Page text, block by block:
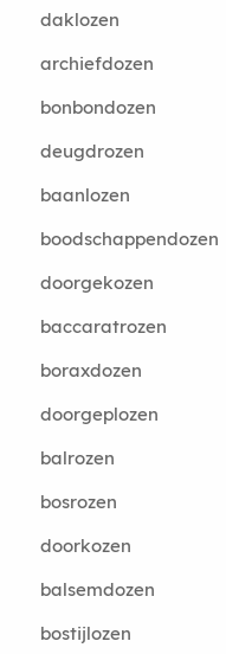
daklozen
archiefdozen
bonbondozen
deugdrozen
baanlozen
boodschappendozen
doorgekozen
baccaratrozen
boraxdozen
doorgeplozen
balrozen
bosrozen
doorkozen
balsemdozen
bostijlozen